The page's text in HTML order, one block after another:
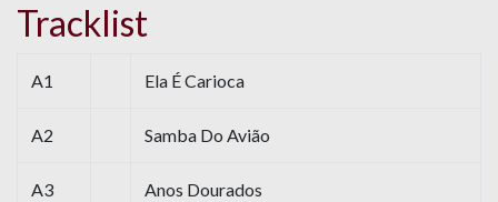
Tracklist
A1 Ela É Carioca
A2 Samba Do Avião
A3 Anos Dourados